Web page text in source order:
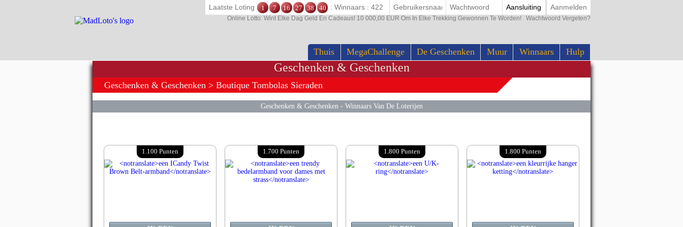
Thuis MegaChallenge De Geschenken Muur Winnaars Hulp
Laatste Loting 1 7 16 27 38 40 : Winnaars : 422 Aansluiting Aanmelden
Online Lotto: Wint Elke Dag Geld En Cadeaus! 10 000,00 EUR Om In Elke Trekking Gewonnen Te Worden! Wachtwoord Vergeten?
Geschenken & Geschenken
Geschenken & Geschenken > Boutique Tombolas Sieraden
Geschenken & Geschenken - Winnaars Van De Loterijen
1.100 Punten 1.700 Punten 1.800 Punten 1.800 Punten